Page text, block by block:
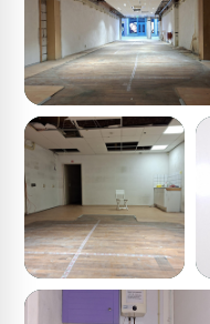
Bouwjaar
1915 (conform BAG)
Kadastraal
Gemeente Gorinchem,
gedeeltelijk
Energielabel
Het object beschikt
2028